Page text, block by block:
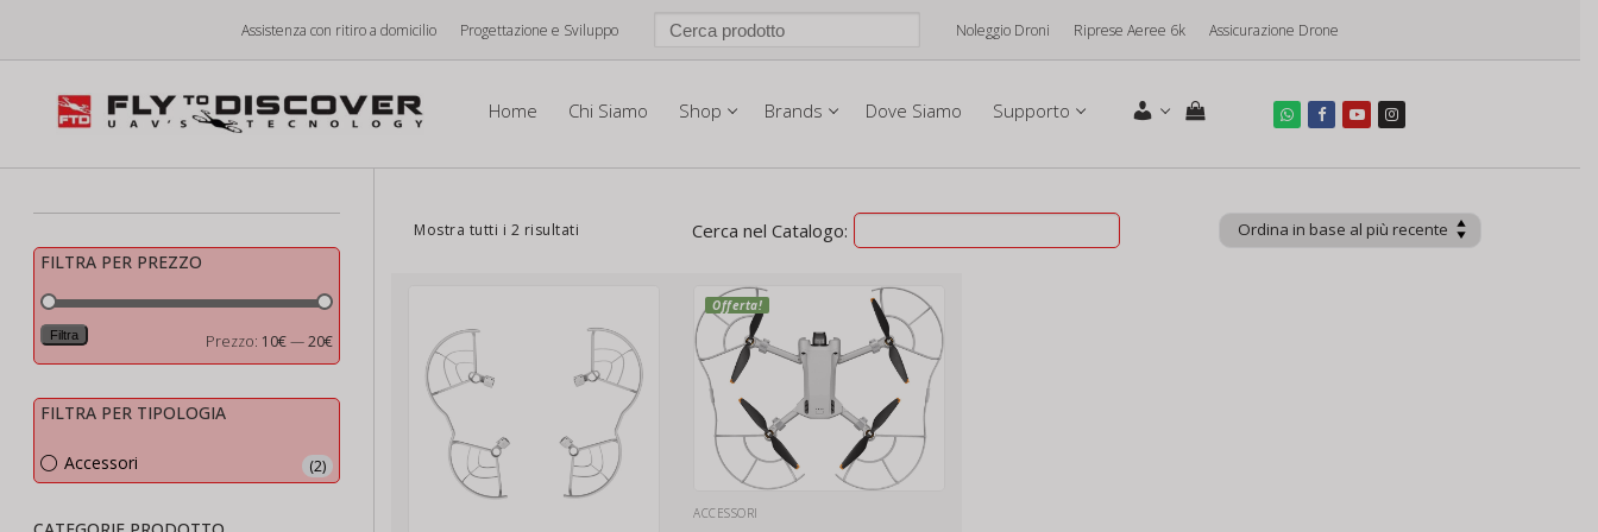
contenuto
Assistenza con ritiro a domicilio Progettazione e Sviluppo Noleggio Droni Riprese Aeree 6k Assicurazione Drone
Home Chi Siamo Shop Brands Dove Siamo Supporto
Mostra tutti i 2 risultati Cerca nel Catalogo:
Offerta!
ACCESSORI
FILTRA PER PREZZO
Prezzo
Prezzo
Filtra Prezzo: 10€—20€
FILTRA PER TIPOLOGIA
Accessori (2)